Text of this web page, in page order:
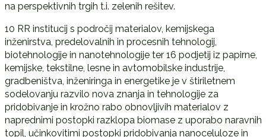
na perspektivnih trgih t.i. zelenih rešitev.
10 RR institucij s področij materialov, kemijskega
inženirstva, predelovalnih in procesnih tehnologij,
biotehnologije in nanotehnologije ter 16 podjetij iz papirne,
kemijske, tekstilne, lesne in avtomobilske industrije,
gradbeništva, inženiringa in energetike je v štiriletnem
sodelovanju razvilo nova znanja in tehnologije za
pridobivanje in krožno rabo obnovljivih materialov z
naprednimi postopki razklopa biomase z uporabo naravnih
topil, učinkovitimi postopki pridobivanja nanoceluloze in